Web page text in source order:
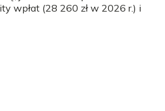
wpłat (28 260 zł w 2026 r.) i